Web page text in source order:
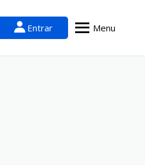
Entrar Menu